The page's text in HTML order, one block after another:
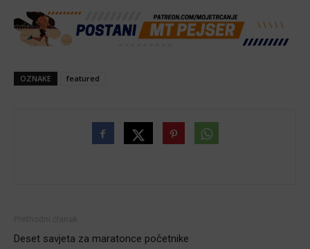
OZNAKE featured
Deset savjeta za maratonce početnike